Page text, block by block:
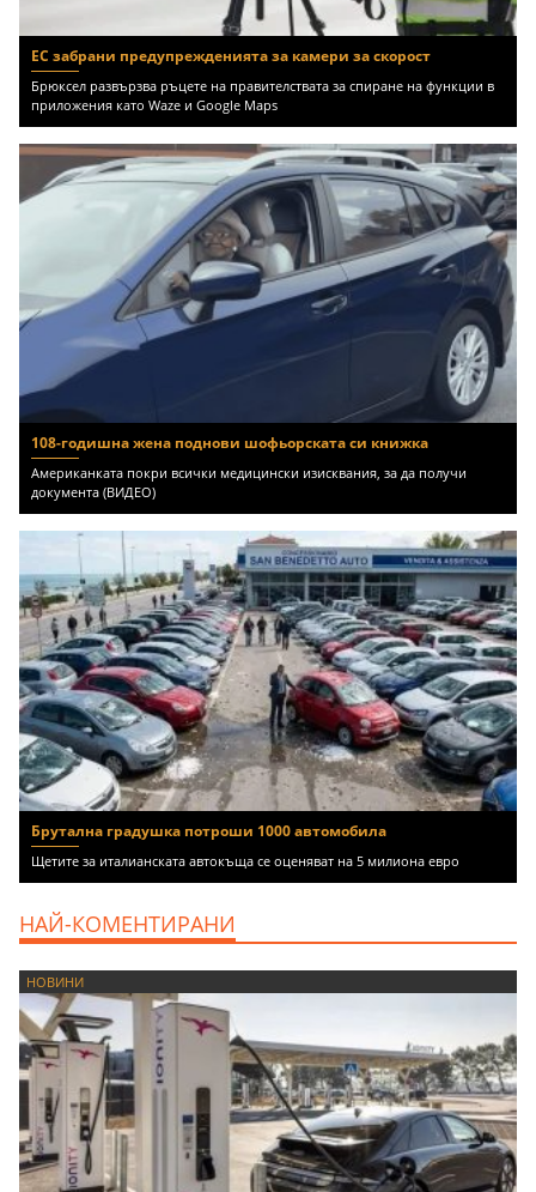
ЕС забрани предупрежденията за камери за скорост
Брюксел развързва ръцете на правителствата за спиране на функции в
приложения като Waze и Google Maps
108-годишна жена поднови шофьорската си книжка
Американката покри всички медицински изисквания, за да получи
документа (ВИДЕО)
Брутална градушка потроши 1000 автомобила
Щетите за италианската автокъща се оценяват на 5 милиона евро
НАЙ-КОМЕНТИРАНИ
НОВИНИ